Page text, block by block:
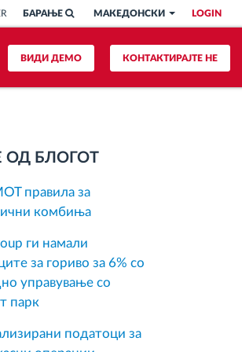
LOGIN
МАКЕДОНСКИ
БАРАЊЕ
КОНТАКТИРАЈТЕ НЕ
ВИДИ ДЕМО
ОД БЛОГОТ
правила за
комбиња
ги намали
за гориво за 6% со
управување со
парк
податоци за